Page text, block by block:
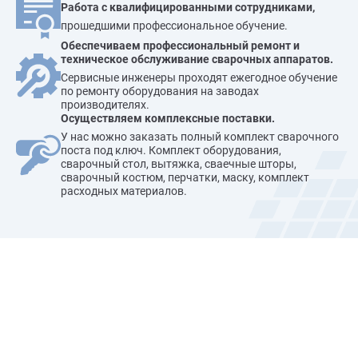
Работа с квалифицированными сотрудниками,
прошедшими профессиональное обучение.
Обеспечиваем профессиональный ремонт и
техническое обслуживание сварочных аппаратов.
Сервисные инженеры проходят ежегодное обучение
по ремонту оборудования на заводах
производителях.
Осуществляем комплексные поставки.
У нас можно заказать полный комплект сварочного
поста под ключ. Комплект оборудования,
сварочный стол, вытяжка, сваечные шторы,
сварочный костюм, перчатки, маску, комплект
расходных материалов.